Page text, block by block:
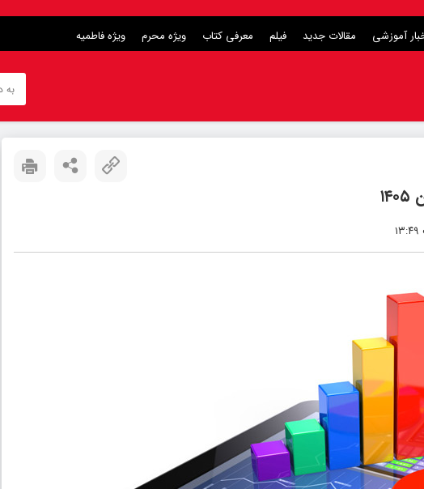
آموزشی مقالات جدید فیلم معرفی کتاب ویژه محرم ویژه فاطمیه